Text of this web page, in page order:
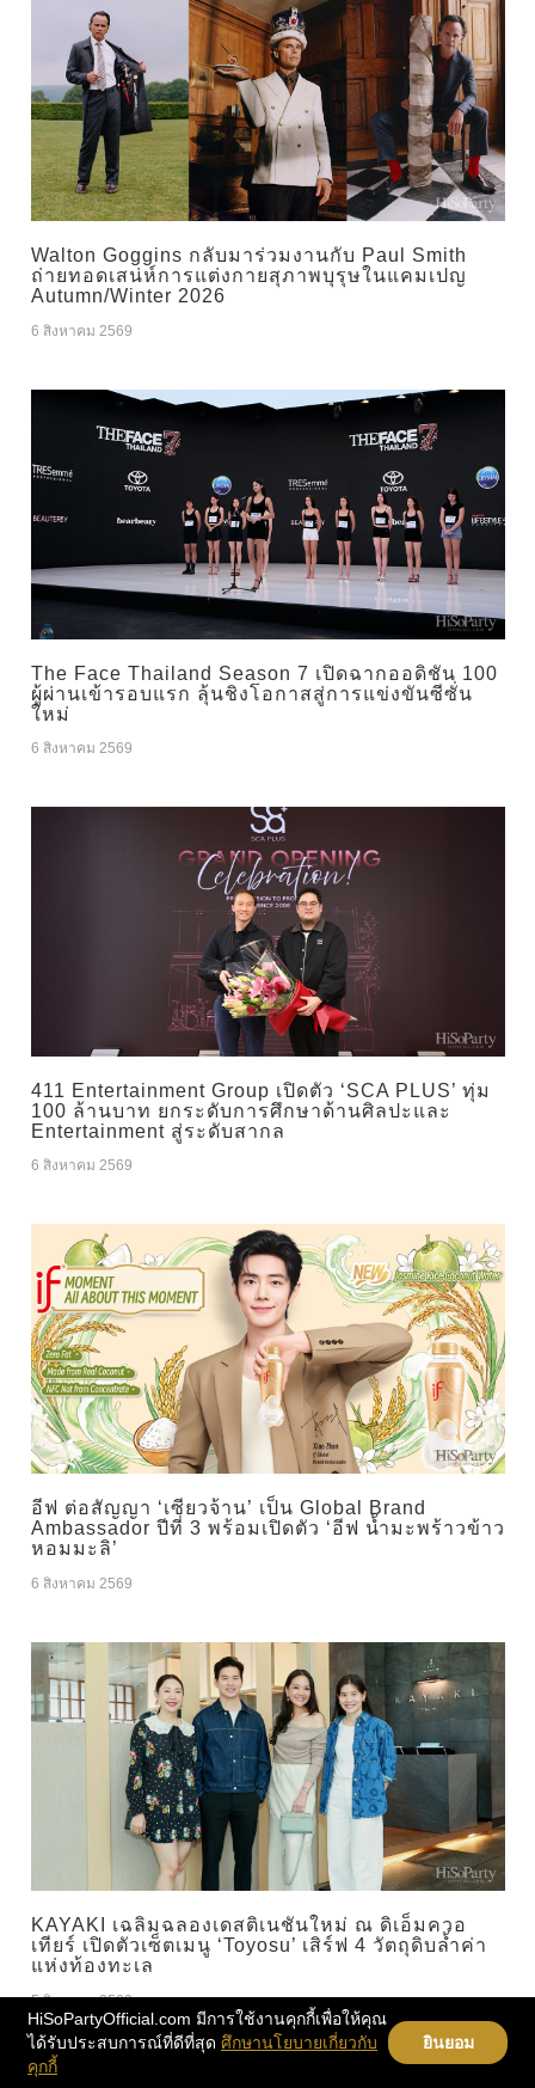
Walton Goggins กลับมาร่วมงานกับ Paul Smith
ถ่ายทอดเสน่ห์การแต่งกายสุภาพบุรุษในแคมเปญ
Autumn/Winter 2026
6 สิงหาคม 2569
The Face Thailand Season 7 เปิดฉากออดิชัน 100
ผู้ผ่านเข้ารอบแรก ลุ้นชิงโอกาสสู่การแข่งขันซีซั่น
ใหม่
6 สิงหาคม 2569
411 Entertainment Group เปิดตัว ‘SCA PLUS’ ทุ่ม
100 ล้านบาท ยกระดับการศึกษาด้านศิลปะและ
Entertainment สู่ระดับสากล
6 สิงหาคม 2569
อีฟ ต่อสัญญา ‘เซียวจ้าน’ เป็น Global Brand
Ambassador ปีที่ 3 พร้อมเปิดตัว ‘อีฟ น้ำมะพร้าวข้าว
หอมมะลิ’
6 สิงหาคม 2569
KAYAKI เฉลิมฉลองเดสติเนชันใหม่ ณ ดิเอ็มควอ
เทียร์ เปิดตัวเซ็ตเมนู ‘Toyosu’ เสิร์ฟ 4 วัตถุดิบล้ำค่า
แห่งท้องทะเล
5 สิงหาคม 2569
HiSoPartyOfficial.com มีการใช้งานคุกกี้เพื่อให้คุณ
ได้รับประสบการณ์ที่ดีที่สุด ศึกษานโยบายเกี่ยวกับ
คุกกี้
ยินยอม